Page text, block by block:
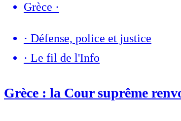
Grèce ·
· Défense, police et justice
· Le fil de l'Info
Grèce : la Cour suprême